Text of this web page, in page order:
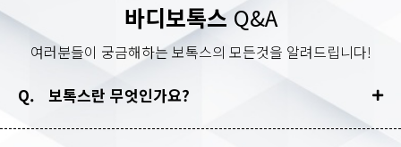
바디보톡스 Q&A
여러분들이 궁금해하는 보톡스의 모든것을 알려드립니다!
Q. 보톡스란 무엇인가요?